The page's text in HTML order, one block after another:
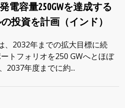
電容量250GWを達成する
投資を計画（インド）
、2032年までの拡大目標に続
トフォリオを250 GWへとほぼ
2037年度までに約...